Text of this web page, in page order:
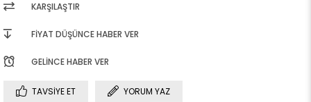
KARŞILAŞTIR
FIYAT DÜŞÜNCE HABER VER
GELINCE HABER VER
TAVSIYE ET
YORUM YAZ